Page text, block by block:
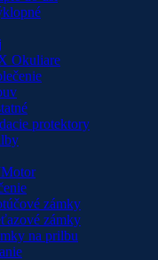
Okuliare
protektory
zámky
zámky
na prilbu